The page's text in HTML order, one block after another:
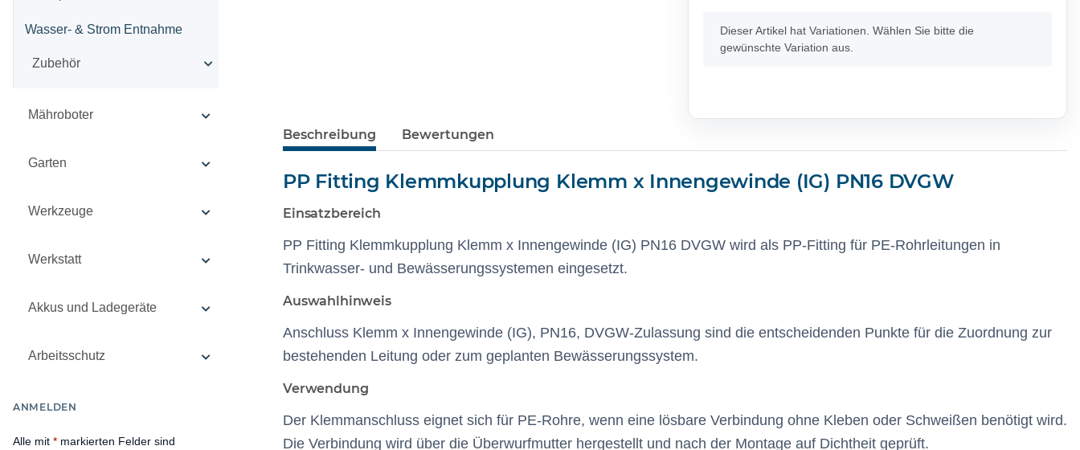
x
Dieser Artikel hat Variationen. Wählen Sie bitte die
gewünschte Variation aus.
Beschreibung Bewertungen
PP Fitting Klemmkupplung Klemm x Innengewinde (IG) PN16 DVGW
Einsatzbereich
PP Fitting Klemmkupplung Klemm x Innengewinde (IG) PN16 DVGW wird als PP-Fitting für PE-Rohrleitungen in
Trinkwasser- und Bewässerungssystemen eingesetzt.
Auswahlhinweis
Anschluss Klemm x Innengewinde (IG), PN16, DVGW-Zulassung sind die entscheidenden Punkte für die Zuordnung zur
bestehenden Leitung oder zum geplanten Bewässerungssystem.
Verwendung
Der Klemmanschluss eignet sich für PE-Rohre, wenn eine lösbare Verbindung ohne Kleben oder Schweißen benötigt wird.
Die Verbindung wird über die Überwurfmutter hergestellt und nach der Montage auf Dichtheit geprüft.
Wasser- & Strom Entnahme
Zubehör
Mähroboter
Garten
Werkzeuge
Werkstatt
Akkus und Ladegeräte
Arbeitsschutz
ANMELDEN
Alle mit * markierten Felder sind